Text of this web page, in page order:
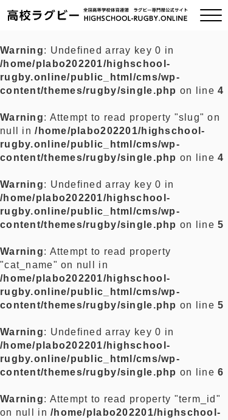
ご挨拶
全国チーム紹介
プライバシーポリシー
お問い合わせ
Warning: Undefined array key 0 in
/home/plabo202201/highschool-
rugby.online/public_html/cms/wp-
content/themes/rugby/single.php on line4
Warning: Attempt to read property "slug" on
null in/home/plabo202201/highschool-
rugby.online/public_html/cms/wp-
content/themes/rugby/single.php on line4
Warning: Undefined array key 0 in
/home/plabo202201/highschool-
rugby.online/public_html/cms/wp-
content/themes/rugby/single.php on line5
Warning: Attempt to read property
"cat_name" on null in
/home/plabo202201/highschool-
rugby.online/public_html/cms/wp-
content/themes/rugby/single.php on line5
Warning: Undefined array key 0 in
/home/plabo202201/highschool-
rugby.online/public_html/cms/wp-
content/themes/rugby/single.php on line6
Warning: Attempt to read property "term_id"
on null in/home/plabo202201/highschool-